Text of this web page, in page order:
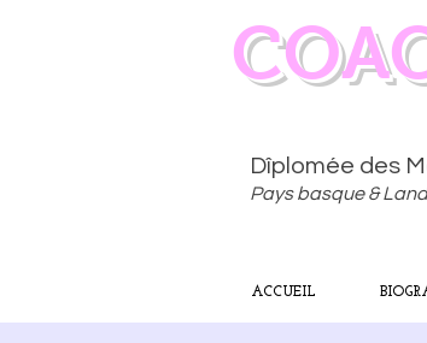
Dîplomée des
Pays basque &
ACCUEIL